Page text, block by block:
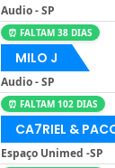
Audio - SP
⏰ FALTAM 38 DIAS
MILO J
Audio - SP
⏰ FALTAM 102 DIAS
CA7RIEL &
Espaço Unimed -SP